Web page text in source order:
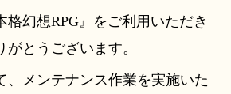
格幻想RPG』をご利用いただき
がとうございます。
、メンテナンス作業を実施いた